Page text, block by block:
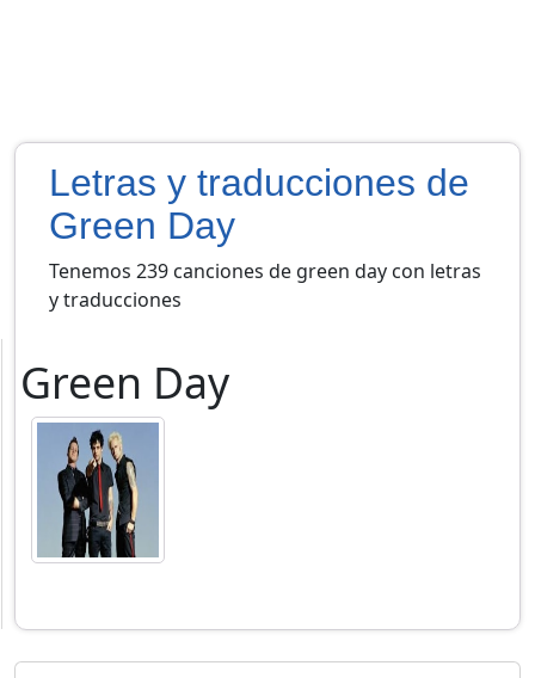
Letras y traducciones de
Green Day
Tenemos 239 canciones de green day con letras
y traducciones
Green Day